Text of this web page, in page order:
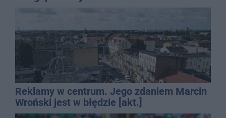
Reklamy w centrum. Jego zdaniem Marcin
Wroński jest w błędzie [akt.]